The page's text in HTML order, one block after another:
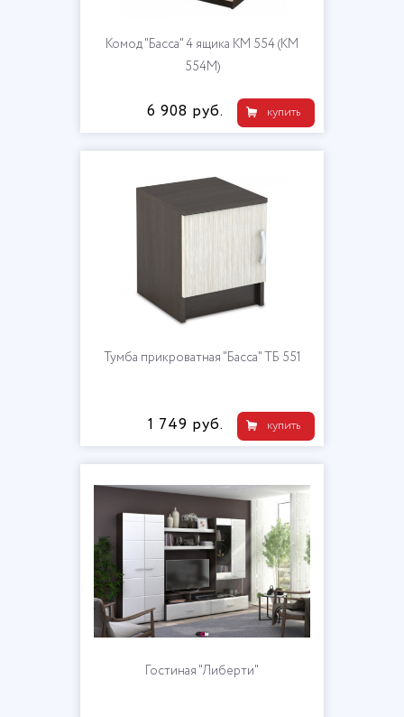
Комод "Басса" 4 ящика КМ 554 (КМ
554М)
купить
6 908 руб.
Тумба прикроватная "Басса" ТБ 551
купить
1 749 руб.
Гостиная "Либерти"